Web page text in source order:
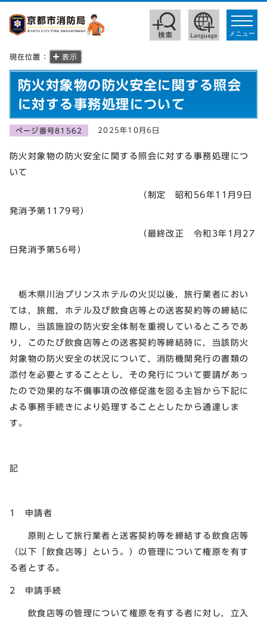
toggle
メニュー
現在位置： 表示
防火対象物の防火安全に関する照会
に対する事務処理について
ページ番号81562 2025年10月6日
防火対象物の防火安全に関する照会に対する事務処理につ
いて
（制定 昭和56年11月9日
発消予第1179号）
（最終改正 令和3年1月27
日発消予第56号）
栃木県川治プリンスホテルの火災以後，旅行業者におい
ては，旅館，ホテル及び飲食店等との送客契約等の締結に
際し，当該施設の防火安全体制を重視しているところであ
り，このたび飲食店等との送客契約等締結時に，当該防火
対象物の防火安全の状況について，消防機関発行の書類の
添付を必要とすることとし，その発行について要請があっ
たので効果的な不備事項の改修促進を図る主旨から下記に
よる事務手続きにより処理することとしたから通達しま
す。
記
1 申請者
原則として旅行業者と送客契約等を締結する飲食店等
（以下「飲食店等」という。）の管理について権原を有す
る者とする。
2 申請手続
飲食店等の管理について権原を有する者に対し，立入